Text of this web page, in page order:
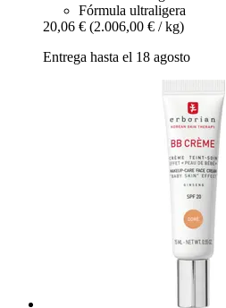
Fórmula ultraligera
20,06 € (2.006,00 € / kg)
Entrega hasta el 18 agosto